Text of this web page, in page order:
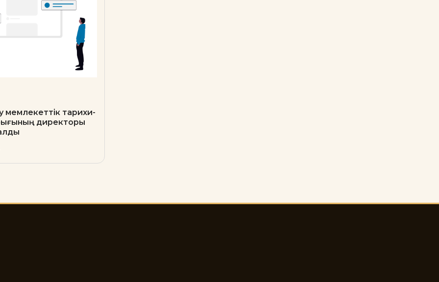
мемлекеттік тарихи-
директоры